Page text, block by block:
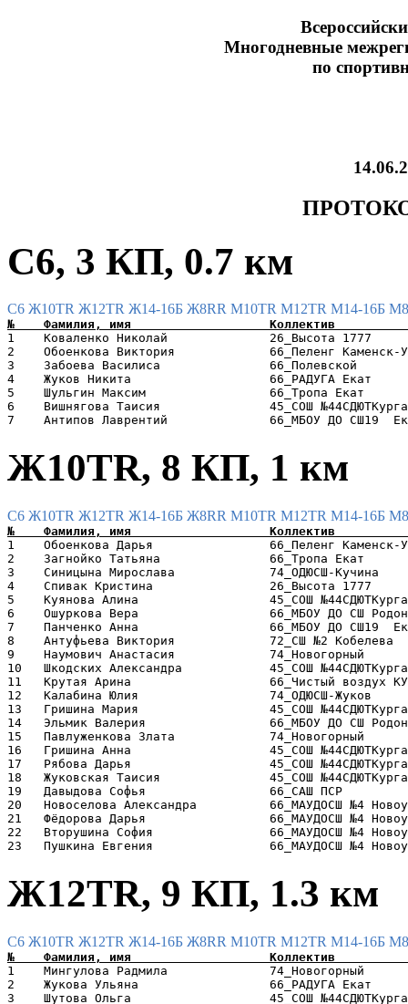
Многодневные
по
C6, 3 КП, 0.7 км
C6 Ж10TR Ж12TR Ж14-16Б Ж8RR М10TR М12TR М14-16Б
1    Коваленко Николай              26_Высота
2    Обоенкова Виктория             66_Пеленг
3    Забоева Василиса
4    Жуков Никита                   66_РАДУГА
5    Шульгин Максим                 66_Тропа
6    Вишнягова Таисия               45_СОШ
Ж10TR, 8 КП, 1 км
C6 Ж10TR Ж12TR Ж14-16Б Ж8RR М10TR М12TR М14-16Б
1    Обоенкова Дарья                66_Пеленг
2    Загнойко Татьяна               66_Тропа
3    Синицына Мирослава             74_ОДЮСШ-
4    Спивак Кристина                26_Высота
5    Куянова Алина                  45_СОШ
6    Ошуркова Вера                  66_МБОУ ДО СШ
7    Панченко Анна                  66_МБОУ ДО
8    Антуфьева Виктория             72_СШ №2
9    Наумович Анастасия
10   Шкодских Александра            45_СОШ
11   Крутая Арина                   66_Чистый
12   Калабина Юлия                  74_ОДЮСШ-
13   Гришина Мария                  45_СОШ
14   Эльмик Валерия                 66_МБОУ ДО СШ
15   Павлуженкова Злата
16   Гришина Анна                   45_СОШ
17   Рябова Дарья                   45_СОШ
18   Жуковская Таисия               45_СОШ
19   Давыдова Софья                 66_САШ ПСР
20   Новоселова Александра          66_МАУДОСШ
21   Фёдорова Дарья                 66_МАУДОСШ №4
22   Вторушина София                66_МАУДОСШ №4
Ж12TR, 9 КП, 1.3 км
C6 Ж10TR Ж12TR Ж14-16Б Ж8RR М10TR М12TR М14-16Б
1    Мингулова Радмила
2    Жукова Ульяна                  66_РАДУГА
3    Шутова Ольга                   45_СОШ